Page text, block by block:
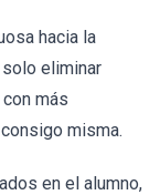
hacia la
eliminar
más
misma.
en el alumno,